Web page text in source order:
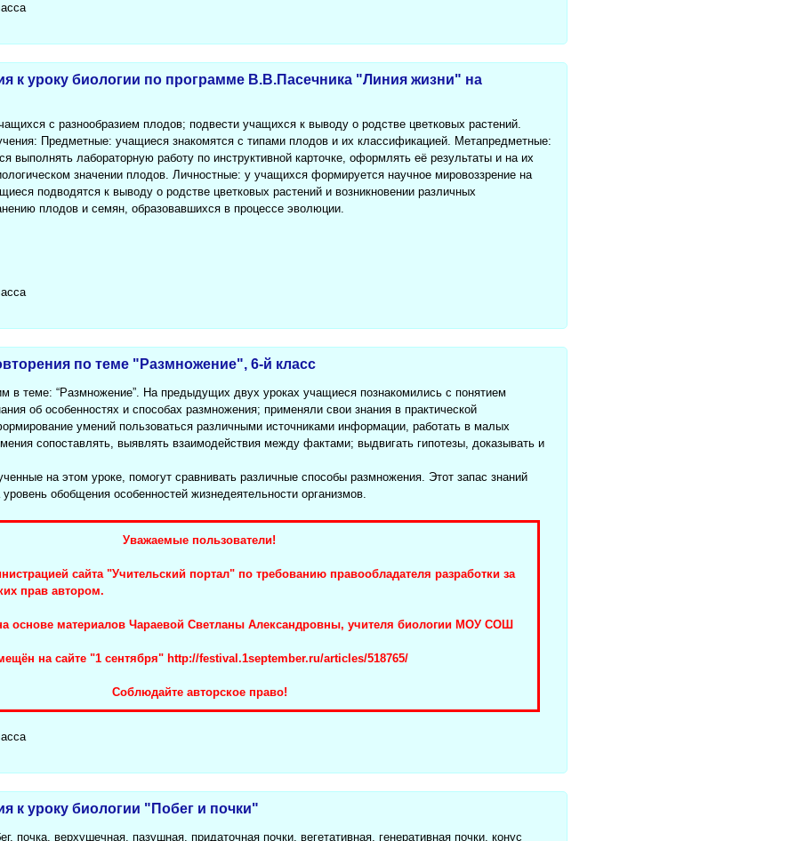
к уроку биологии по программе В.В.Пасечника "Линия жизни" на
с разнообразием плодов; подвести учащихся к выводу о родстве цветковых растений.
Предметные: учащиеся знакомятся с типами плодов и их классификацией. Метапредметные:
выполнять лабораторную работу по инструктивной карточке, оформлять её результаты и на их
значении плодов. Личностные: у учащихся формируется научное мировоззрение на
подводятся к выводу о родстве цветковых растений и возникновении различных
плодов и семян, образовавшихся в процессе эволюции.
по теме "Размножение", 6-й класс
в теме: “Размножение”. На предыдущих двух уроках учащиеся познакомились с понятием
об особенностях и способах размножения; применяли свои знания в практической
умений пользоваться различными источниками информации, работать в малых
сопоставлять, выявлять взаимодействия между фактами; выдвигать гипотезы, доказывать и
на этом уроке, помогут сравнивать различные способы размножения. Этот запас знаний
обобщения особенностей жизнедеятельности организмов.
Уважаемые пользователи!
сайта "Учительский портал" по требованию правообладателя разработки за
прав автором.
основе материалов Чараевой Светланы Александровны, учителя биологии МОУ СОШ
на сайте "1 сентября" http://festival.1september.ru/articles/518765/
Соблюдайте авторское право!
к уроку биологии "Побег и почки"
почка, верхушечная, пазушная, придаточная почки, вегетативная, генеративная почки, конус